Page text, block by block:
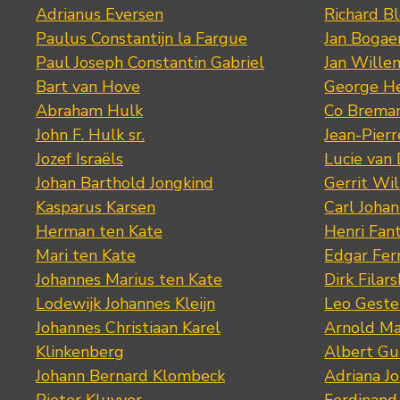
Adrianus Eversen
Paulus Constantijn la Fargue
Paul Joseph Constantin Gabriel
Bart van Hove
Abraham Hulk
John F. Hulk sr.
Jozef Israëls
Johan Barthold Jongkind
Kasparus Karsen
Herman ten Kate
Mari ten Kate
Johannes Marius ten Kate
Lodewijk Johannes Kleijn
Johannes Christiaan Karel
Klinkenberg
Johann Bernard Klombeck
Richard
Jan
Jan
George
Co
Jean-
Lucie van
Gerrit
Carl
Henri
Edgar
Dirk
Leo
Arnold
Albert
Adriana